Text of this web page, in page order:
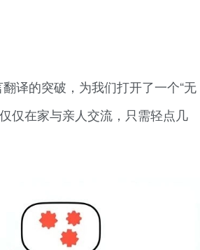
译的突破，为我们打开了一个“无
仅在家与亲人交流，只需轻点几